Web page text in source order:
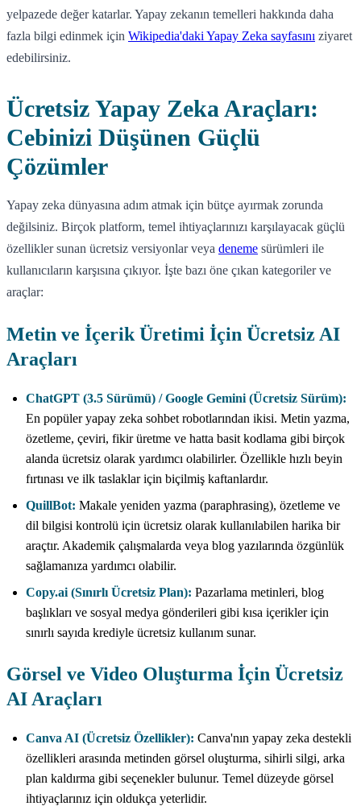
yelpazede değer katarlar. Yapay zekanın temelleri hakkında daha
fazla bilgi edinmek için Wikipedia'daki Yapay Zeka sayfasını ziyaret
edebilirsiniz.
Ücretsiz Yapay Zeka Araçları:
Cebinizi Düşünen Güçlü
Çözümler
Yapay zeka dünyasına adım atmak için bütçe ayırmak zorunda
değilsiniz. Birçok platform, temel ihtiyaçlarınızı karşılayacak güçlü
özellikler sunan ücretsiz versiyonlar veya deneme sürümleri ile
kullanıcıların karşısına çıkıyor. İşte bazı öne çıkan kategoriler ve
araçlar:
Metin ve İçerik Üretimi İçin Ücretsiz AI
Araçları
ChatGPT (3.5 Sürümü) / Google Gemini (Ücretsiz Sürüm):
En popüler yapay zeka sohbet robotlarından ikisi. Metin yazma,
özetleme, çeviri, fikir üretme ve hatta basit kodlama gibi birçok
alanda ücretsiz olarak yardımcı olabilirler. Özellikle hızlı beyin
fırtınası ve ilk taslaklar için biçilmiş kaftanlardır.
QuillBot: Makale yeniden yazma (paraphrasing), özetleme ve
dil bilgisi kontrolü için ücretsiz olarak kullanılabilen harika bir
araçtır. Akademik çalışmalarda veya blog yazılarında özgünlük
sağlamanıza yardımcı olabilir.
Copy.ai (Sınırlı Ücretsiz Plan): Pazarlama metinleri, blog
başlıkları ve sosyal medya gönderileri gibi kısa içerikler için
sınırlı sayıda krediyle ücretsiz kullanım sunar.
Görsel ve Video Oluşturma İçin Ücretsiz
AI Araçları
Canva AI (Ücretsiz Özellikler): Canva'nın yapay zeka destekli
özellikleri arasında metinden görsel oluşturma, sihirli silgi, arka
plan kaldırma gibi seçenekler bulunur. Temel düzeyde görsel
ihtiyaçlarınız için oldukça yeterlidir.